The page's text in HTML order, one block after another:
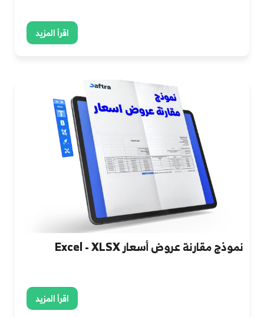
اقرأ المزيد
نموذج مقارنة عروض أسعار Excel - XLSX
اقرأ المزيد